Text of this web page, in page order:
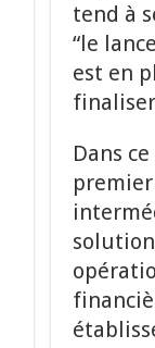
tend à
“le
est en
Dans